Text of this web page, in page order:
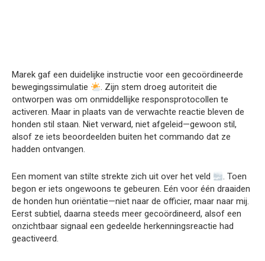
Marek gaf een duidelijke instructie voor een gecoördineerde
bewegingssimulatie
. Zijn stem droeg autoriteit die
ontworpen was om onmiddellijke responsprotocollen te
activeren. Maar in plaats van de verwachte reactie bleven de
honden stil staan. Niet verward, niet afgeleid—gewoon stil,
alsof ze iets beoordeelden buiten het commando dat ze
hadden ontvangen.
Een moment van stilte strekte zich uit over het veld
. Toen
begon er iets ongewoons te gebeuren. Eén voor één draaiden
de honden hun oriëntatie—niet naar de officier, maar naar mij.
Eerst subtiel, daarna steeds meer gecoördineerd, alsof een
onzichtbaar signaal een gedeelde herkenningsreactie had
geactiveerd.